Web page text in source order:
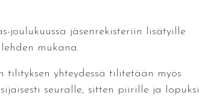
joulukuussa jäsenrekisteriin lisätyille
mukana.
tilityksen yhteydessä tilitetään myös
seuralle, sitten piirille ja lopuksi